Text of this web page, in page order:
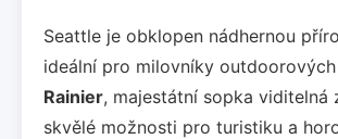
Seattle je obklopen nádhernou
ideální pro milovníky
Rainier, majestátní sopka viditelná
skvělé možnosti pro turistiku a